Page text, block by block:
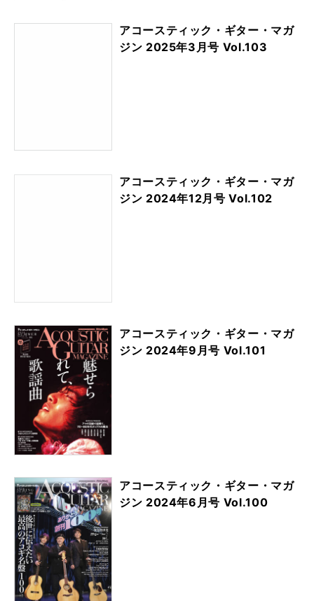
アコースティック・ギター・マガ
ジン 2025年3月号 Vol.103
アコースティック・ギター・マガ
ジン 2024年12月号 Vol.102
アコースティック・ギター・マガ
ジン 2024年9月号 Vol.101
アコースティック・ギター・マガ
ジン 2024年6月号 Vol.100